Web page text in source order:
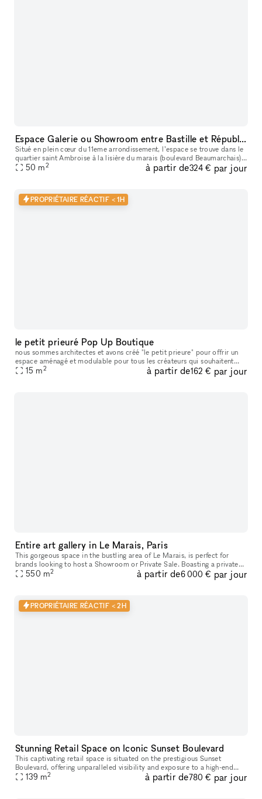
Espace Galerie ou Showroom entre Bastille et République
Situé en plein cœur du 11eme arrondissement, l’espace se trouve dans le
quartier saint Ambroise à la lisière du marais (boulevard Beaumarchais)
et du quartier Rue saint Maur (espace des lumières et s
50 m2 à partir de324 € par jour
PROPRIÉTAIRE RÉACTIF < 1H
le petit prieuré Pop Up Boutique
nous sommes architectes et avons créé "le petit prieure" pour offrir un
espace aménagé et modulable pour tous les créateurs qui souhaitent
présenter leur travaux ( designers, artistes, céramistes, ph
15 m2 à partir de162 € par jour
Entire art gallery in Le Marais, Paris
This gorgeous space in the bustling area of Le Marais, is perfect for
brands looking to host a Showroom or Private Sale. Boasting a private
entrance that creates a well-lit ambiance. With a trendy m
550 m2 à partir de6 000 € par jour
PROPRIÉTAIRE RÉACTIF < 2H
Stunning Retail Space on Iconic Sunset Boulevard
This captivating retail space is situated on the prestigious Sunset
Boulevard, offering unparalleled visibility and exposure to a high-end
clientele. Recently Renovated & Designed for Impact: Moder
139 m2 à partir de780 € par jour